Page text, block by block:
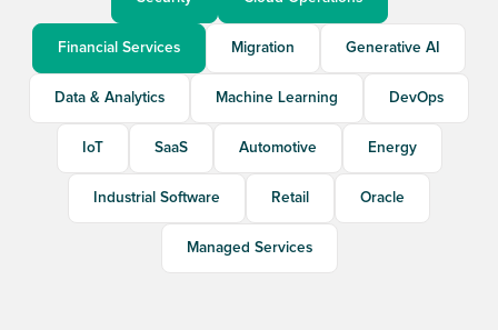
Financial Services Migration Generative AI
Data & Analytics Machine Learning DevOps
IoT SaaS Automotive Energy
Industrial Software Retail Oracle
Managed Services